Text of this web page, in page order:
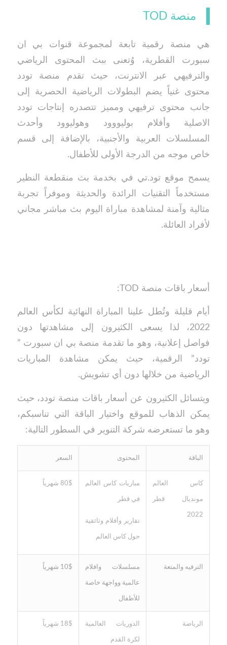
منصة TOD
هي منصة رقمية تابعة لمجموعة قنوات بي ان
سبورت القطرية، وُتعنى ببث المحتوى الرياضي
والترفيهي عبر الانترنت، حيث تقدم منصة تودد
محتوى غنياً يضم البطولات الرياضية الحصرية إلى
جانب محتوى ترفيهي ومميز تتصدره إنتاجات تودد
الاصلية وأفلام بوليووود وهوليوود وأحدث
المسلسلات العربية والأجنبية، بالإضافة إلى قسم
خاص موجه من الدرجة الأولى للأطفال.
يسمح موقع تود.تي في بخدمة بث منقطعة النظير
مستخدماً التقنيات الرائدة والحديثة وموفراً تجربة
مثالية وآمنة لمشاهدة مباراة اليوم بث مباشر مجاني
لأفراد العائلة.
أسعار باقات منصة TOD:
أيام قليلة وتُطل علينا المباراة النهائية لكأس العالم
2022، لذا يسعى الكثيرون إلى مشاهدتها دون
فواصل إعلانية، وهو ما تقدمة منصة بي ان سبورت ”
تودد” الرقمية، حيث يمكن مشاهدة المباريات
الرياضية من خلالها دون أي تشويش.
ويتسائل الكثيرون عن أسعار باقات منصة تودد، حيث
يمكن الذهاب للموقع واختيار الباقة التي تناسبكم،
وهو ما تستعرضه شركة التنوير في السطور التالية:
الباقة المحتوى السعر
كاس العالم
مونديال قطر
2022
مباريات كاس العالم
في قطر
تقارير وأفلام وثائقية
حول كاس العالم
80$ شهرياً
الترفيه والمتعة مسلسلات وافلام
عالمية وواجهة خاصة
للأطفال
10$ شهرياً
الرياضة الدوريات العالمية
لكرة القدم
18$ شهرياً